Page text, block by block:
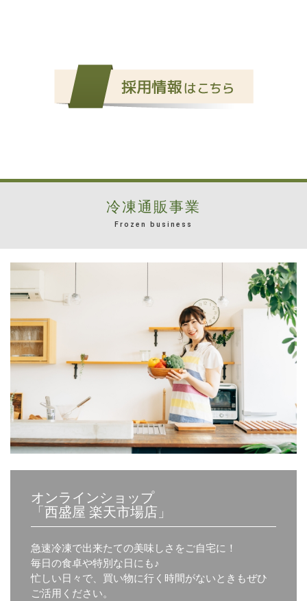
冷凍通販事業
Frozen business
オンラインショップ
「西盛屋 楽天市場店」
急速冷凍で出来たての美味しさをご自宅に！
毎日の食卓や特別な日にも♪
忙しい日々で、買い物に行く時間がないときもぜひ
ご活用ください。